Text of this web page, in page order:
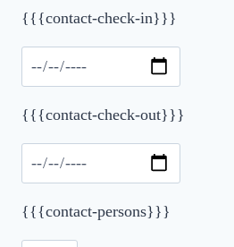
Please leave this field empty.
{{{contact-check-in}}}
{{{contact-check-out}}}
{{{contact-persons}}}